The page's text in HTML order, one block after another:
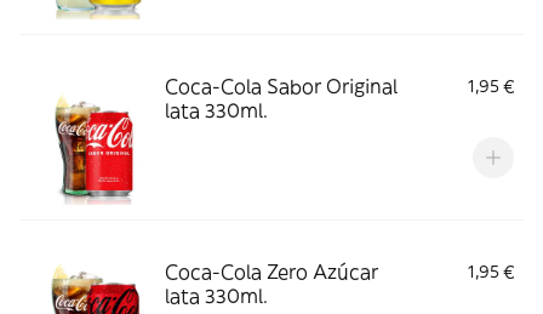
Coca-Cola Sabor Original
lata 330ml.
1,95 €
Coca-Cola Zero Azúcar
lata 330ml.
1,95 €